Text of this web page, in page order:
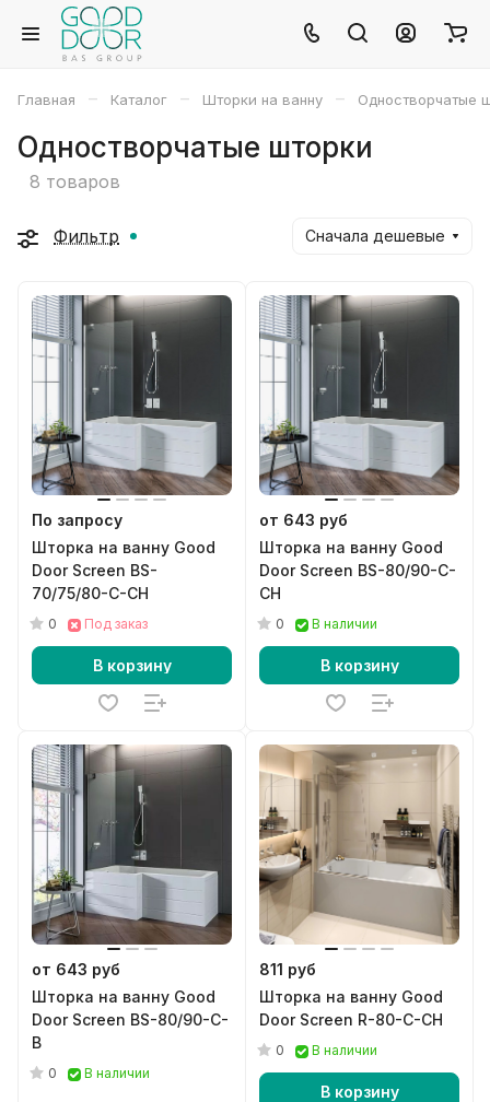
Главная – Каталог – Шторки на ванну – Одностворчатые
Одностворчатые шторки
8 товаров
Фильтр Сначала дешевые
По запросу
Шторка на ванну Good
Door Screen BS-
70/75/80-C-CH
0 Под заказ
В корзину
от 643 руб
Шторка на ванну Good
Door Screen BS-80/90-C-
CH
0 В наличии
В корзину
от 643 руб
Шторка на ванну Good
Door Screen BS-80/90-C-
B
0 В наличии
811 руб
Шторка на ванну Good
Door Screen R-80-C-CH
0 В наличии
В корзину